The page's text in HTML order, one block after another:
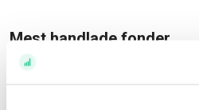
Mest handlade fonder
Det sker en märkbar